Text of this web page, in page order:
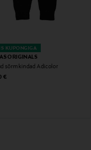
KUPONGIGA
ORIGINALS
sõrmkindad Adicolor
Price
€